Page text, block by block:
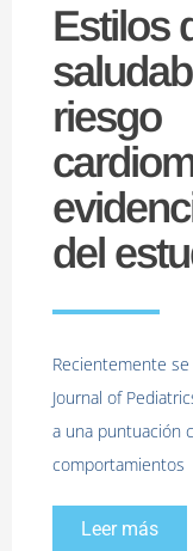
Estilos
riesgo
del
Recientemente
Journal of
a una puntuación
comportamientos
Leer más